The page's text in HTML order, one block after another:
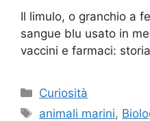
Il limulo, o granchio a
sangue blu usato in
vaccini e farmaci:
Categorie
Curiosità
Tag
animali marini,